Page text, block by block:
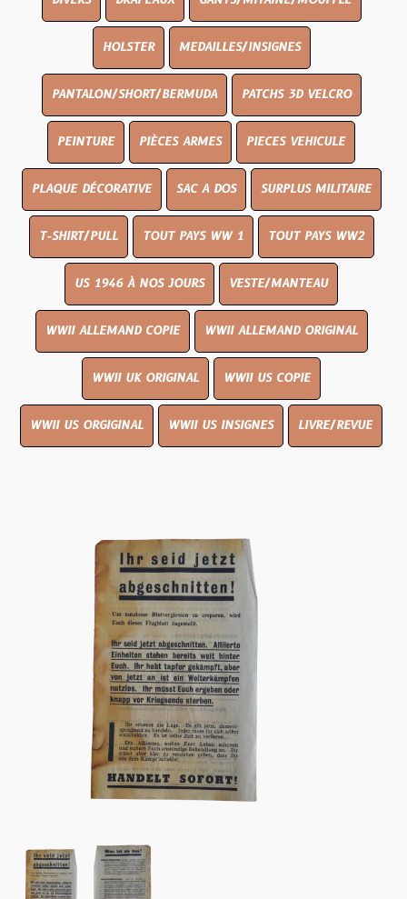
HOLSTER MEDAILLES/INSIGNES
PANTALON/SHORT/BERMUDA PATCHS 3D VELCRO
PEINTURE PIÈCES ARMES PIECES VEHICULE
PLAQUE DÉCORATIVE SAC A DOS SURPLUS MILITAIRE
T-SHIRT/PULL TOUT PAYS WW 1 TOUT PAYS WW2
US 1946 À NOS JOURS VESTE/MANTEAU
WWII ALLEMAND COPIE WWII ALLEMAND ORIGINAL
WWII UK ORIGINAL WWII US COPIE
WWII US ORGIGINAL WWII US INSIGNES LIVRE/REVUE